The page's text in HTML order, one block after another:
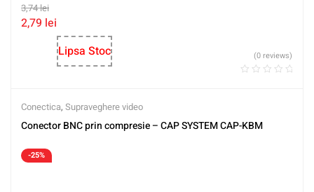
3,74lei
2,79 lei
Lipsa Stoc
(0 reviews)
Conectica, Supraveghere video
Conector BNC prin compresie – CAP SYSTEM CAP-KBM
-25%